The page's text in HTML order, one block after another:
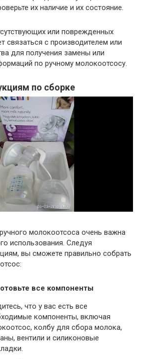
их наличие и их состояние.
или поврежденных
связаться с производителем или
для получения замены или
по ручному молокоотсосу.
по сборке
молокоотсоса очень важна
использования. Следуя
вы сможете правильно собрать
все компоненты
что у вас есть все
компоненты, включая
колбу для сбора молока,
вентили и силиконовые